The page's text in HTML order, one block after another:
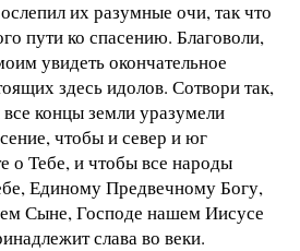
их разумные очи, так что
пути ко спасению. Благоволи,
увидеть окончательное
здесь идолов. Сотвори так,
концы земли уразумели
чтобы и север и юг
о Тебе, и чтобы все народы
Единому Предвечному Богу,
Сыне, Господе нашем Иисусе
слава во веки.